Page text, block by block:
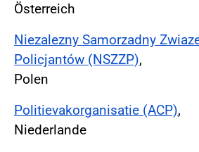
Österreich
Niezalezny Samorzadny
Policjantów (NSZZP),
Polen
Politievakorganisatie (ACP),
Niederlande